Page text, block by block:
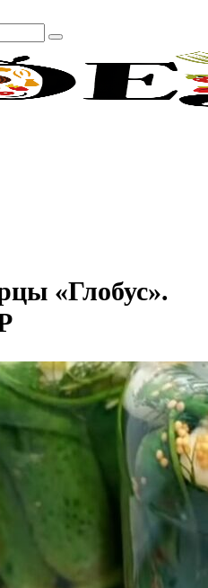
«Глобус».